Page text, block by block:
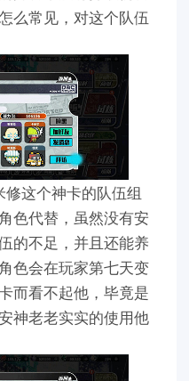
么常见，对这个队伍
这个神卡的队伍组
色代替，虽然没有安
的不足，并且还能养
色会在玩家第七天变
而看不起他，毕竟是
神老老实实的使用他